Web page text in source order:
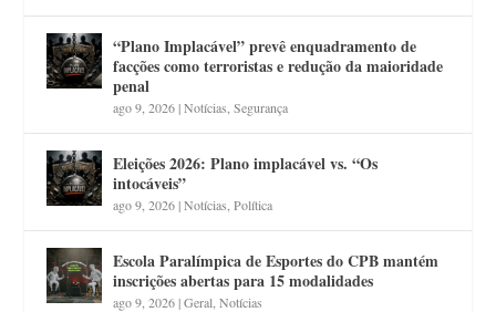
“Plano Implacável” prevê enquadramento de
facções como terroristas e redução da maioridade
penal
ago 9, 2026|Notícias ,Segurança
Eleições 2026: Plano implacável vs. “Os
intocáveis”
ago 9, 2026|Notícias ,Política
Escola Paralímpica de Esportes do CPB mantém
inscrições abertas para 15 modalidades
ago 9, 2026|Geral ,Notícias